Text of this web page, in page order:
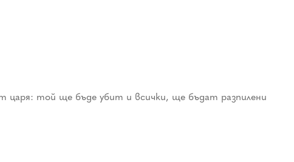
царя: той ще бъде убит и всички, ще бъдат разпилени